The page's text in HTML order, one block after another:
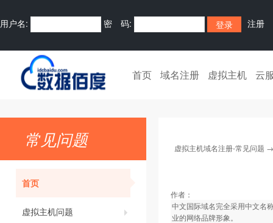
用户名: 密 码: 注册
首页 域名注册 虚拟主机 云
常见问题
首页
虚拟主机问题
虚拟主机域名注册-常见问题
作者：
中文国际域名完全采用中文名
业的网络品牌形象。